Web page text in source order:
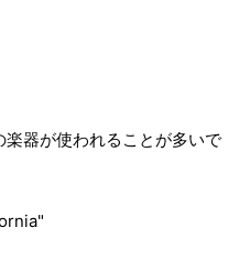
器が使われることが多いで